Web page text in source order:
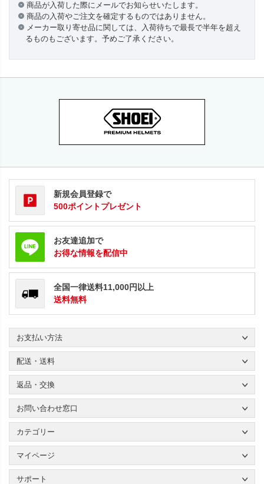
商品が入荷した際にメールでお知らせいたします。
商品の入荷やご注文を確定するものではありません。
メーカー取り寄せ品に関しては、入荷待ちで最長で半年を超え
るものもございます。予めご了承ください。
新規会員登録で
500ポイントプレゼント
お友達追加で
お得な情報を配信中
全国一律送料11,000円以上
送料無料
お支払い方法
配送・送料
返品・交換
お問い合わせ窓口
カテゴリー
マイページ
サポート